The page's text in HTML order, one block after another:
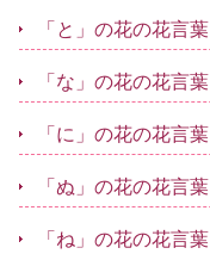
「と」の花の花言葉
「な」の花の花言葉
「に」の花の花言葉
「ぬ」の花の花言葉
「ね」の花の花言葉